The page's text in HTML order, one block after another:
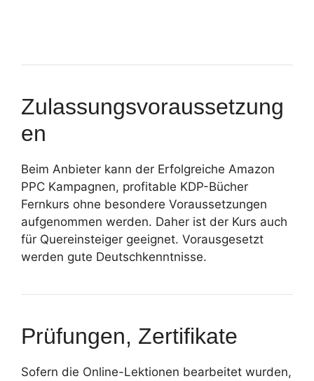
Zulassungsvoraussetzung
en
Beim Anbieter kann der Erfolgreiche Amazon
PPC Kampagnen, profitable KDP-Bücher
Fernkurs ohne besondere Voraussetzungen
aufgenommen werden. Daher ist der Kurs auch
für Quereinsteiger geeignet. Vorausgesetzt
werden gute Deutschkenntnisse.
Prüfungen, Zertifikate
Sofern die Online-Lektionen bearbeitet wurden,